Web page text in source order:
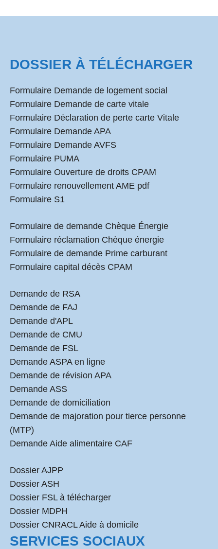
DOSSIER À TÉLÉCHARGER
Formulaire Demande de logement social
Formulaire Demande de carte vitale
Formulaire Déclaration de perte carte Vitale
Formulaire Demande APA
Formulaire Demande AVFS
Formulaire PUMA
Formulaire Ouverture de droits CPAM
Formulaire renouvellement AME pdf
Formulaire S1
Formulaire de demande Chèque Énergie
Formulaire réclamation Chèque énergie
Formulaire de demande Prime carburant
Formulaire capital décès CPAM
Demande de RSA
Demande de FAJ
Demande d'APL
Demande de CMU
Demande de FSL
Demande ASPA en ligne
Demande de révision APA
Demande ASS
Demande de domiciliation
Demande de majoration pour tierce personne
(MTP)
Demande Aide alimentaire CAF
Dossier AJPP
Dossier ASH
Dossier FSL à télécharger
Dossier MDPH
Dossier CNRACL Aide à domicile
SERVICES SOCIAUX